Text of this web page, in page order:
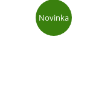
Novinka